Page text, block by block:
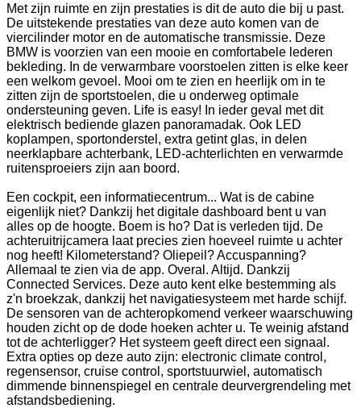
Met zijn ruimte en zijn prestaties is dit de auto die bij u past.
De uitstekende prestaties van deze auto komen van de
viercilinder motor en de automatische transmissie. Deze
BMW is voorzien van een mooie en comfortabele lederen
bekleding. In de verwarmbare voorstoelen zitten is elke keer
een welkom gevoel. Mooi om te zien en heerlijk om in te
zitten zijn de sportstoelen, die u onderweg optimale
ondersteuning geven. Life is easy! In ieder geval met dit
elektrisch bediende glazen panoramadak. Ook LED
koplampen, sportonderstel, extra getint glas, in delen
neerklapbare achterbank, LED-achterlichten en verwarmde
ruitensproeiers zijn aan boord.
Een cockpit, een informatiecentrum... Wat is de cabine
eigenlijk niet? Dankzij het digitale dashboard bent u van
alles op de hoogte. Boem is ho? Dat is verleden tijd. De
achteruitrijcamera laat precies zien hoeveel ruimte u achter
nog heeft! Kilometerstand? Oliepeil? Accuspanning?
Allemaal te zien via de app. Overal. Altijd. Dankzij
Connected Services. Deze auto kent elke bestemming als
z'n broekzak, dankzij het navigatiesysteem met harde schijf.
De sensoren van de achteropkomend verkeer waarschuwing
houden zicht op de dode hoeken achter u. Te weinig afstand
tot de achterligger? Het systeem geeft direct een signaal.
Extra opties op deze auto zijn: electronic climate control,
regensensor, cruise control, sportstuurwiel, automatisch
dimmende binnenspiegel en centrale deurvergrendeling met
afstandsbediening.